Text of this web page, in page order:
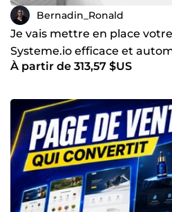
Bernadin_Ronald
Je vais mettre en place
Systeme.io efficace et
UX/UI pro
À partir de 313,57 $US